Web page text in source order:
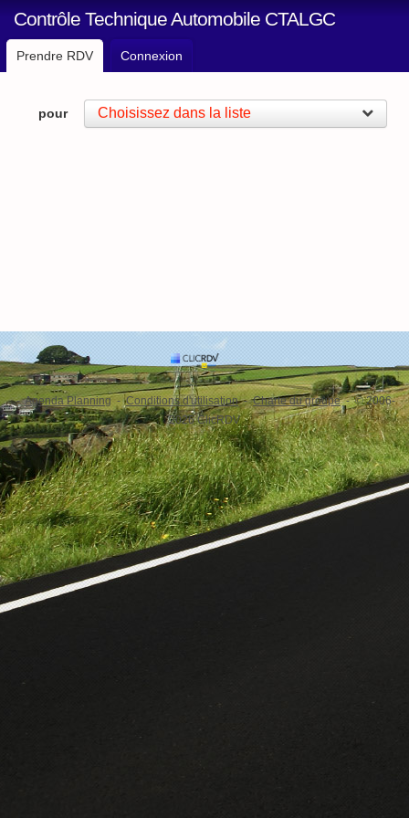
Contrôle Technique Automobile CTALGC
Prendre RDV Connexion
pour Choisissez dans la liste
-Agenda Planning-Conditions d'utilisation-Charte du groupe- © 2006-
2026 ClicRDV